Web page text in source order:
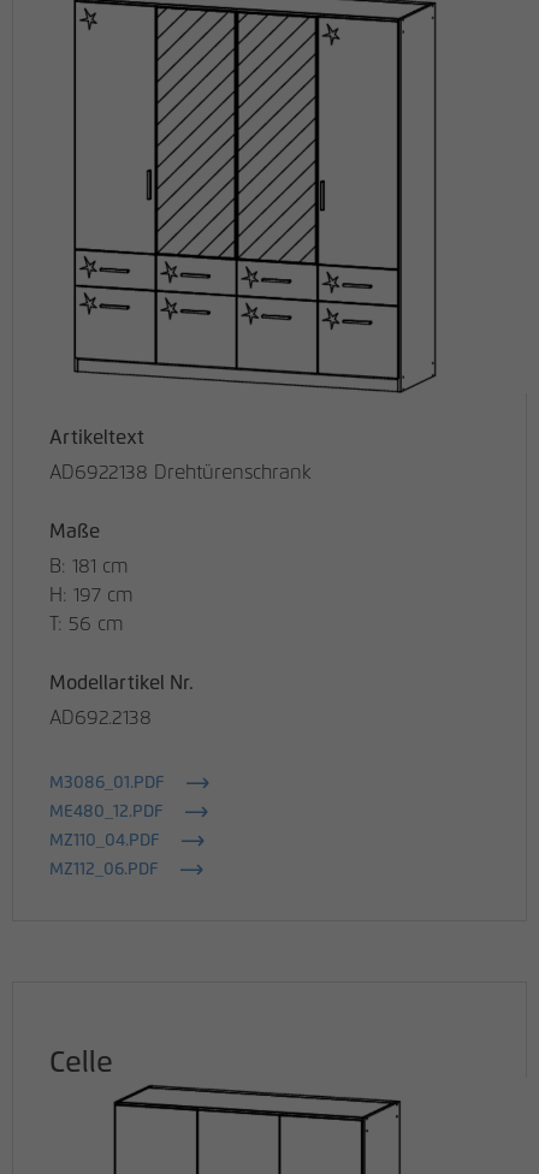
Artikeltext
AD6922138 Drehtürenschrank
Maße
B: 181 cm
H: 197 cm
T: 56 cm
Modellartikel Nr.
AD692.2138
M3086_01.PDF
ME480_12.PDF
MZ110_04.PDF
MZ112_06.PDF
Celle